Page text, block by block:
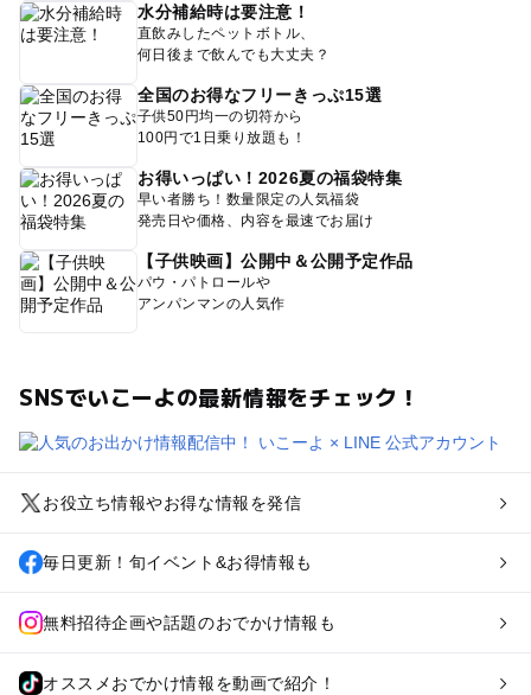
水分補給時は要注意！
直飲みしたペットボトル、
何日後まで飲んでも大丈夫？
全国のお得なフリーきっぷ15選
子供50円均一の切符から
100円で1日乗り放題も！
お得いっぱい！2026夏の福袋特集
早い者勝ち！数量限定の人気福袋
発売日や価格、内容を最速でお届け
【子供映画】公開中＆公開予定作品
パウ・パトロールや
アンパンマンの人気作
SNSでいこーよの最新情報をチェック！
お役立ち情報やお得な情報を発信
毎日更新！旬イベント&お得情報も
無料招待企画や話題のおでかけ情報も
オススメおでかけ情報を動画で紹介！